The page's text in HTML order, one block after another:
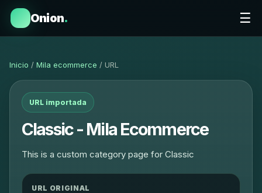
Onion. ☰
Inicio / Mila ecommerce / URL
URL importada
Classic - Mila Ecommerce
This is a custom category page for Classic
URL ORIGINAL